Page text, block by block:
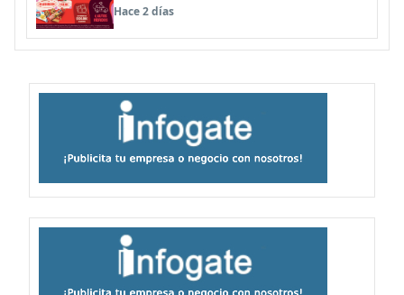
Hace 2 días